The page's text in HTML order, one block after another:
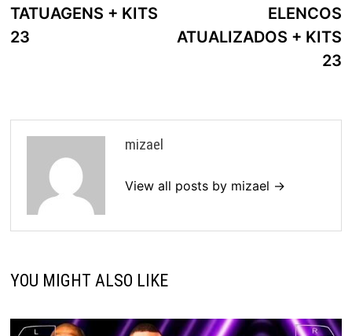
TATUAGENS + KITS
23
ELENCOS
ATUALIZADOS + KITS
23
mizael
View all posts by mizael →
YOU MIGHT ALSO LIKE